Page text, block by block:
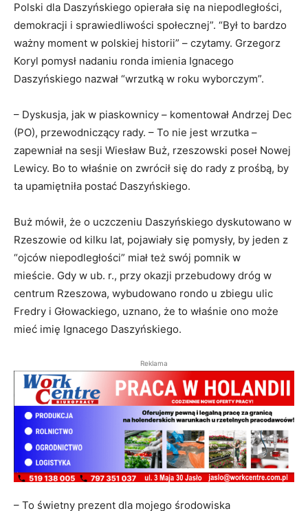
Polski dla Daszyńskiego opierała się na niepodległości,
demokracji i sprawiedliwości społecznej”. “Był to bardzo
ważny moment w polskiej historii” – czytamy. Grzegorz
Koryl pomysł nadaniu ronda imienia Ignacego
Daszyńskiego nazwał “wrzutką w roku wyborczym”.
– Dyskusja, jak w piaskownicy – komentował Andrzej Dec
(PO), przewodniczący rady. – To nie jest wrzutka –
zapewniał na sesji Wiesław Buż, rzeszowski poseł Nowej
Lewicy. Bo to właśnie on zwrócił się do rady z prośbą, by
ta upamiętniła postać Daszyńskiego.
Buż mówił, że o uczczeniu Daszyńskiego dyskutowano w
Rzeszowie od kilku lat, pojawiały się pomysły, by jeden z
“ojców niepodległości” miał też swój pomnik w
mieście. Gdy w ub. r., przy okazji przebudowy dróg w
centrum Rzeszowa, wybudowano rondo u zbiegu ulic
Fredry i Głowackiego, uznano, że to właśnie ono może
mieć imię Ignacego Daszyńskiego.
Reklama
– To świetny prezent dla mojego środowiska